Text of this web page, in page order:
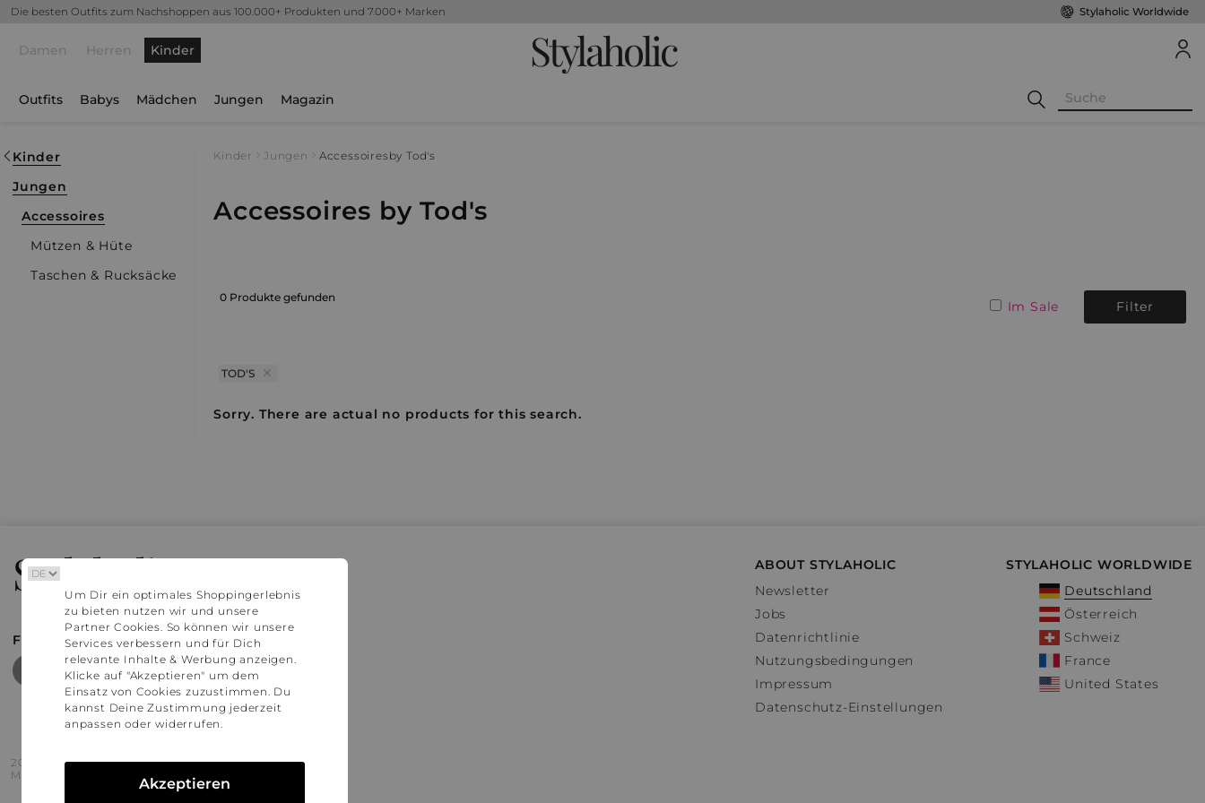
Die besten Outfits zum Nachshoppen aus 100.000+ Produkten und 7.000+ Marken Stylaholic Worldwide
Damen Herren Kinder Stylaholic
Outfits Babys Mädchen Jungen Magazin
Kinder
Jungen
Accessoires
Mützen & Hüte
Taschen & Rucksäcke
Kinder Jungen Accessoiresby Tod's
Accessoires by Tod's
0 Produkte gefunden
Im Sale Filter
TOD'S
Sorry. There are actual no products for this search.
Stylaholic
FIND MORE INSPIRATION
ABOUT STYLAHOLIC
Newsletter
Jobs
Datenrichtlinie
Nutzungsbedingungen
Impressum
Datenschutz-Einstellungen
STYLAHOLIC WORLDWIDE
Deutschland
Österreich
Schweiz
France
United States
2016 - 2026 © Stylaholic.
Made for you with love in munich.
Um Dir ein optimales Shoppingerlebnis
zu bieten nutzen wir und unsere
Partner Cookies. So können wir unsere
Services verbessern und für Dich
relevante Inhalte & Werbung anzeigen.
Klicke auf "Akzeptieren" um dem
Einsatz von Cookies zuzustimmen. Du
kannst Deine Zustimmung jederzeit
anpassen oder widerrufen.
Akzeptieren